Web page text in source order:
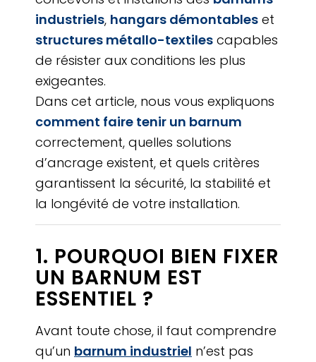
industriels, hangars démontables et
structures métallo-textiles capables
de résister aux conditions les plus
exigeantes.
Dans cet article, nous vous expliquons
comment faire tenir un barnum
correctement, quelles solutions
d’ancrage existent, et quels critères
garantissent la sécurité, la stabilité et
la longévité de votre installation.
1. POURQUOI BIEN FIXER
UN BARNUM EST
ESSENTIEL ?
Avant toute chose, il faut comprendre
qu’un barnum industriel n’est pas